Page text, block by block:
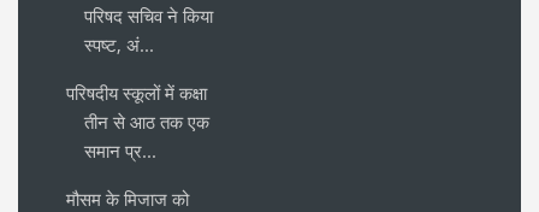
परिषद सचिव ने किया
स्पष्ट, अं...
परिषदीय स्कूलों में कक्षा
तीन से आठ तक एक
समान प्र...
मौसम के मिजाज को